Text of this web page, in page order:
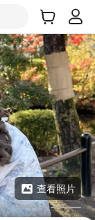
查看照片